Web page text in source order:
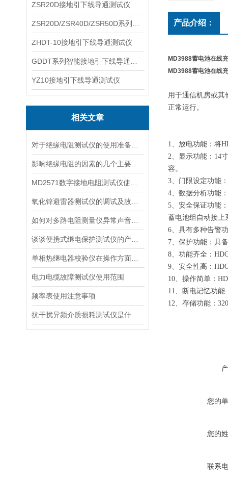
ZSR20D接地引下线导通测试仪
ZHDT-10接地引下线导通测试仪
YZ10接地引下线导通测试仪
相关文章
电力电缆故障测试仪使用范围
频率表使用注意事项
产品介绍：
MD3988蓄电池在线
MD3988蓄电池在线
用于通信机房或其
正常运行。
1、放电功能：将
2、显示功能：14
容。
3、门限设定功能
4、数据分析功能
5、安全保证功能
蓄电池组自动接上
6、具有多种告警
7、保护功能：具
8、功能齐全：
9、安全性高：
10、操作简单：
11、断电记忆功
12、存储功能：
您的
您的
联系